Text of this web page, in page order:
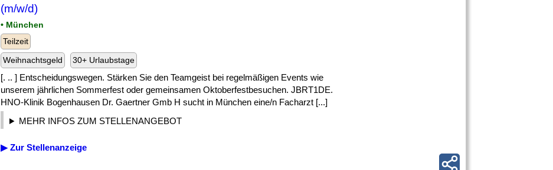
(m/w/d)
• München
Teilzeit
Weihnachtsgeld
30+ Urlaubstage
[. .. ] Entscheidungswegen. Stärken Sie den Teamgeist bei regelmäßigen Events wie
unserem jährlichen Sommerfest oder gemeinsamen Oktoberfestbesuchen. JBRT1DE.
HNO-Klinik Bogenhausen Dr. Gaertner Gmb H sucht in München eine/n Facharzt [...]
MEHR INFOS ZUM STELLENANGEBOT
▶ Zur Stellenanzeige